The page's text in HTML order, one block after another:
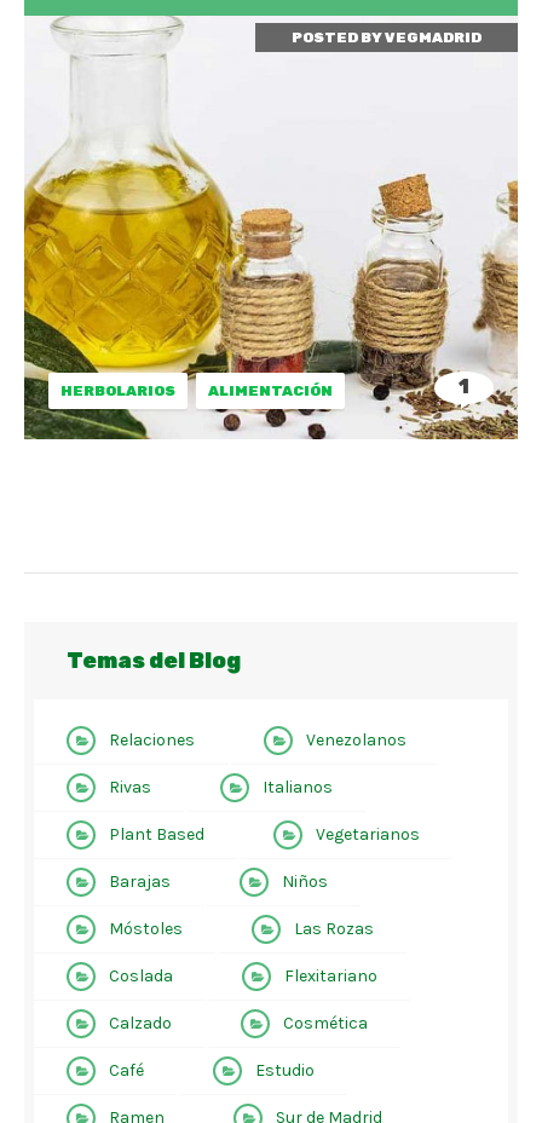
POSTED BYVEGMADRID
HERBOLARIOS ALIMENTACIÓN 1
Temas del Blog
Relaciones Venezolanos
Rivas Italianos
Plant Based Vegetarianos
Barajas Niños
Móstoles Las Rozas
Coslada Flexitariano
Calzado Cosmética
Café Estudio
Ramen Sur de Madrid